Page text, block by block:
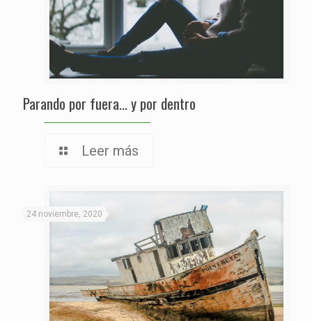
Parando por fuera… y por dentro
Leer más
24 noviembre, 2020